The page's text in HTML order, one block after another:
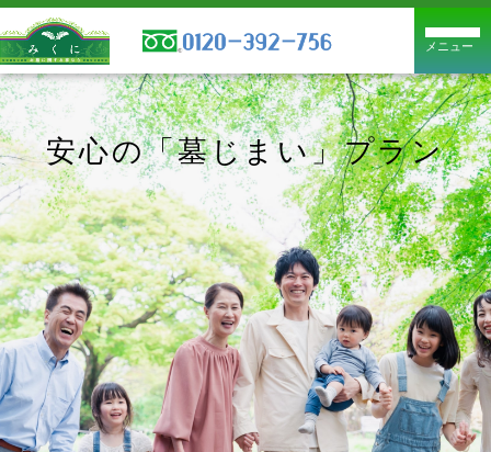
メニュー
安心の「墓じまい」プラン